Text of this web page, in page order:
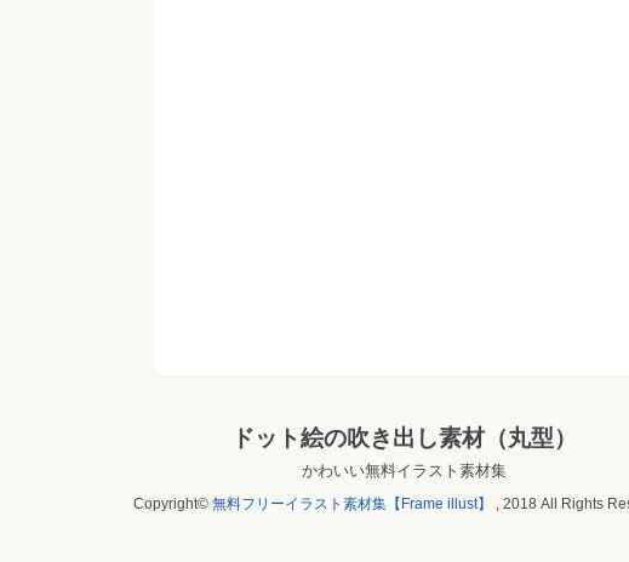
ドット絵の吹き出し素材（丸型）
かわいい無料イラスト素材集
Copyright© 無料フリーイラスト素材集【Frame illust】 , 2018 All Rights